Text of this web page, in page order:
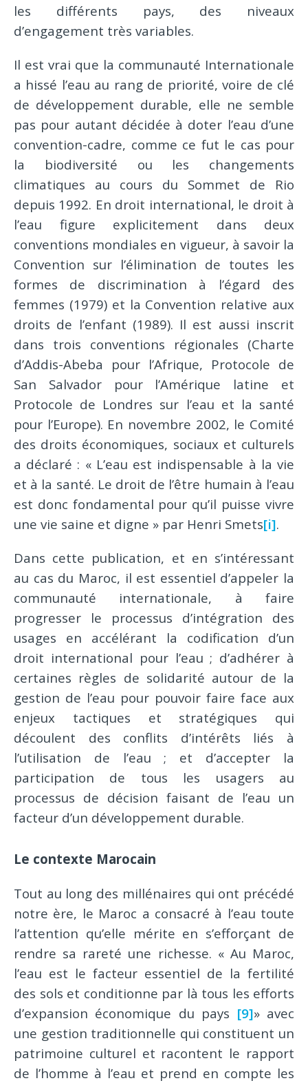
les différents pays, des niveaux
d’engagement très variables.
Il est vrai que la communauté Internationale
a hissé l’eau au rang de priorité, voire de clé
de développement durable, elle ne semble
pas pour autant décidée à doter l’eau d’une
convention-cadre, comme ce fut le cas pour
la biodiversité ou les changements
climatiques au cours du Sommet de Rio
depuis 1992. En droit international, le droit à
l’eau figure explicitement dans deux
conventions mondiales en vigueur, à savoir la
Convention sur l’élimination de toutes les
formes de discrimination à l’égard des
femmes (1979) et la Convention relative aux
droits de l’enfant (1989). Il est aussi inscrit
dans trois conventions régionales (Charte
d’Addis-Abeba pour l’Afrique, Protocole de
San Salvador pour l’Amérique latine et
Protocole de Londres sur l’eau et la santé
pour l’Europe). En novembre 2002, le Comité
des droits économiques, sociaux et culturels
a déclaré : « L’eau est indispensable à la vie
et à la santé. Le droit de l’être humain à l’eau
est donc fondamental pour qu’il puisse vivre
une vie saine et digne » par Henri Smets[i].
Dans cette publication, et en s’intéressant
au cas du Maroc, il est essentiel d’appeler la
communauté internationale, à faire
progresser le processus d’intégration des
usages en accélérant la codification d’un
droit international pour l’eau ; d’adhérer à
certaines règles de solidarité autour de la
gestion de l’eau pour pouvoir faire face aux
enjeux tactiques et stratégiques qui
découlent des conflits d’intérêts liés à
l’utilisation de l’eau ; et d’accepter la
participation de tous les usagers au
processus de décision faisant de l’eau un
facteur d’un développement durable.
Le contexte Marocain
Tout au long des millénaires qui ont précédé
notre ère, le Maroc a consacré à l’eau toute
l’attention qu’elle mérite en s’efforçant de
rendre sa rareté une richesse. « Au Maroc,
l’eau est le facteur essentiel de la fertilité
des sols et conditionne par là tous les efforts
d’expansion économique du pays [9]» avec
une gestion traditionnelle qui constituent un
patrimoine culturel et racontent le rapport
de l’homme à l’eau et prend en compte les